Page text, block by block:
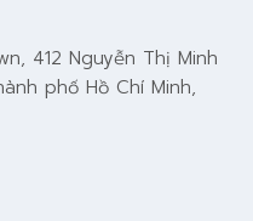
412 Nguyễn Thị Minh
phố Hồ Chí Minh,